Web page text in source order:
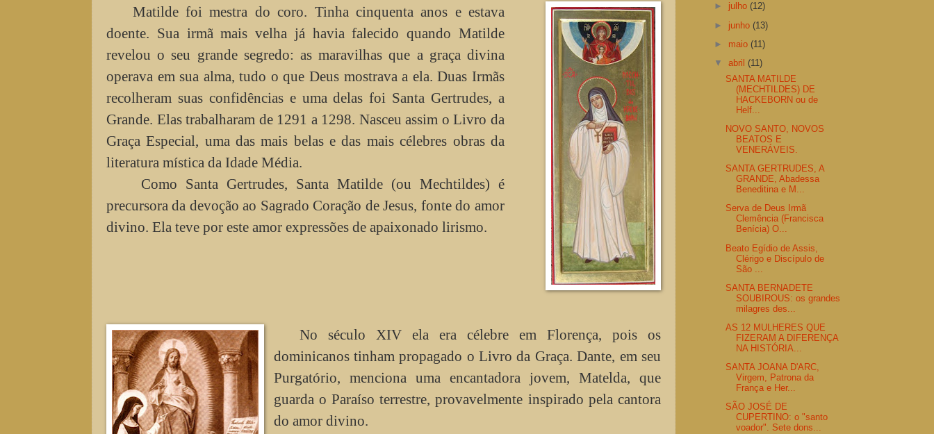
Matilde foi mestra do coro. Tinha cinquenta anos e estava
doente. Sua irmã mais velha já havia falecido quando Matilde
revelou o seu grande segredo: as maravilhas que a graça divina
operava em sua alma, tudo o que Deus mostrava a ela. Duas Irmãs
recolheram suas confidências e uma delas foi Santa Gertrudes, a
Grande. Elas trabalharam de 1291 a 1298. Nasceu assim o Livro da
Graça Especial, uma das mais belas e das mais célebres obras da
literatura mística da Idade Média.
Como Santa Gertrudes, Santa Matilde (ou Mechtildes) é
precursora da devoção ao Sagrado Coração de Jesus, fonte do amor
divino. Ela teve por este amor expressões de apaixonado lirismo.
No século XIV ela era célebre em Florença, pois os
dominicanos tinham propagado o Livro da Graça. Dante, em seu
Purgatório, menciona uma encantadora jovem, Matelda, que
guarda o Paraíso terrestre, provavelmente inspirado pela cantora
do amor divino.
► julho(12)
► junho(13)
► maio(11)
▼abril(11)
SANTA MATILDE
(MECHTILDES) DE
HACKEBORN ou de
Helf...
NOVO SANTO, NOVOS
BEATOS E
VENERÁVEIS.
SANTA GERTRUDES, A
GRANDE, Abadessa
Beneditina e M...
Serva de Deus Irmã
Clemência (Francisca
Benícia) O...
Beato Egídio de Assis,
Clérigo e Discípulo de
São ...
SANTA BERNADETE
SOUBIROUS: os grandes
milagres des...
AS 12 MULHERES QUE
FIZERAM A DIFERENÇA
NA HISTÓRIA...
SANTA JOANA D'ARC,
Virgem, Patrona da
França e Her...
SÃO JOSÉ DE
CUPERTINO: o "santo
voador". Sete dons...